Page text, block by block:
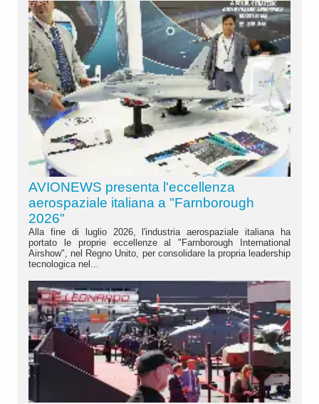
AVIONEWS presenta l'eccellenza
aerospaziale italiana a "Farnborough
2026"
Alla fine di luglio 2026, l'industria aerospaziale italiana ha
portato le proprie eccellenze al "Farnborough International
Airshow", nel Regno Unito, per consolidare la propria leadership
tecnologica nel...